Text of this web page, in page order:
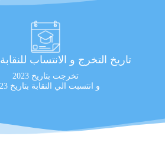
تاريخ التخرج و الانتساب للنقابة
تخرجت بتاريخ 2023
و انتسبت الي النقابة بتاريخ 2023